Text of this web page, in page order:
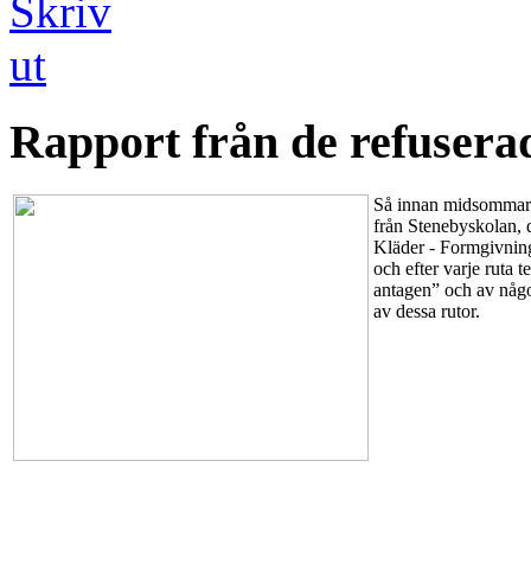
Rapport från de
Så innan
från Stenebyskolan,
Kläder -
och efter varje ruta
antagen” och av
av dessa rutor.